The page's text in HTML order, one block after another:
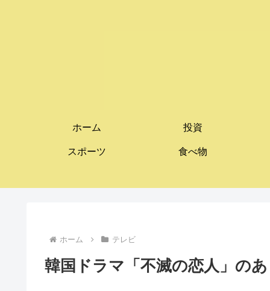
ホーム 投資
スポーツ 食べ物
ホーム テレビ
韓国ドラマ「不滅の恋人」の